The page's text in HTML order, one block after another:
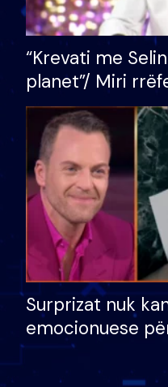
“Krevati me
planet”/ Miri
bukura në
mungojë zilja e
Surprizat nuk
emocionuese
nëna dhe
nuk i mban dot